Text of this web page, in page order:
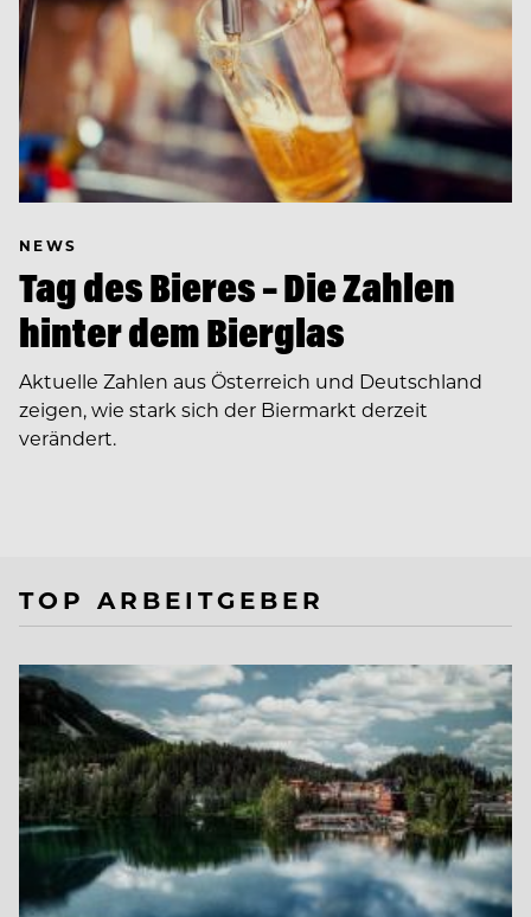
NEWS
Tag des Bieres – Die Zahlen
hinter dem Bierglas
Aktuelle Zahlen aus Österreich und Deutschland
zeigen, wie stark sich der Biermarkt derzeit
verändert.
TOP ARBEITGEBER